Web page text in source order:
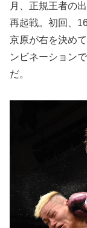
月、正規王者の
再起戦。初回、
京原が右を決め
ンビネーション
だ。